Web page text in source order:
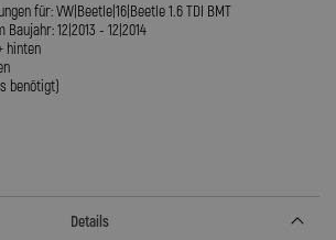
für: VW|Beetle|16|Beetle 1.6 TDI BMT
12|2013 - 12|2014
hinten
benötigt)
Details